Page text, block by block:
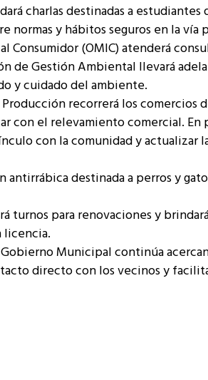
charlas destinadas a
y hábitos seguros en la vía
Consumidor (OMIC) atenderá
de Gestión Ambiental llevará
y cuidado del ambiente.
recorrerá los comercios
con el relevamiento comercial. En
con la comunidad y actualizar
antirrábica destinada a perros y
turnos para renovaciones y
licencia.
Municipal continúa
directo con los vecinos y